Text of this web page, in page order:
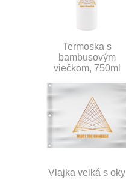
Termoska s
bambusovým
viečkom, 750ml
Vlajka velká s oky